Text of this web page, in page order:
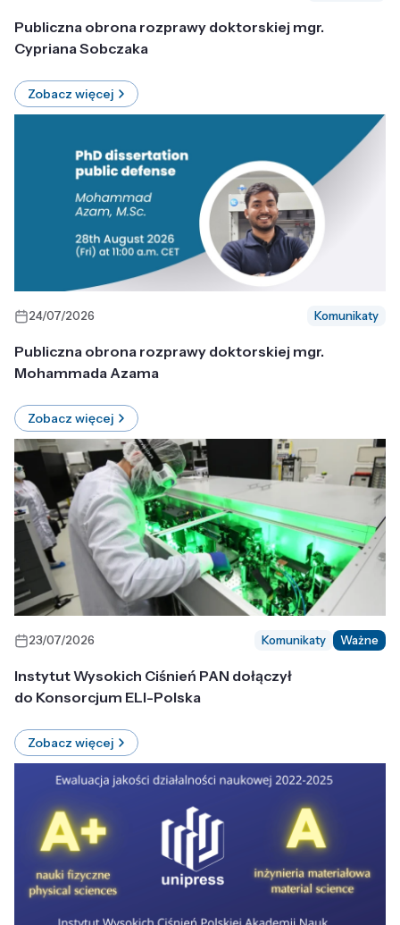
Publiczna obrona rozprawy doktorskiej mgr.
Cypriana Sobczaka
Zobacz więcej
24/07/2026 Komunikaty
Publiczna obrona rozprawy doktorskiej mgr.
Mohammada Azama
Zobacz więcej
23/07/2026 Komunikaty Ważne
Instytut Wysokich Ciśnień PAN dołączył
do Konsorcjum ELI-Polska
Zobacz więcej